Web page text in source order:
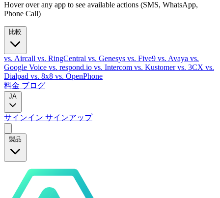
Hover over any app to see available actions (SMS, WhatsApp,
Phone Call)
vs. Aircall vs. RingCentral vs. Genesys vs. Five9 vs. Avaya vs.
Google Voice vs. respond.io vs. Intercom vs. Kustomervs. 3CX vs.
Dialpad vs. 8x8 vs. OpenPhone
料金 ブログ
JA
サインイン サインアップ
製品